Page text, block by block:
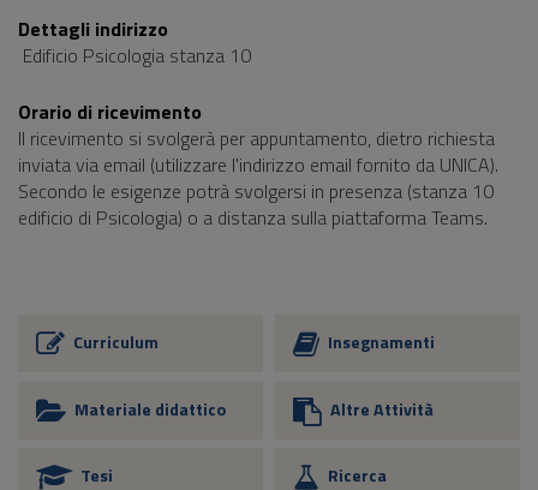
Dettagli indirizzo
Edificio Psicologia stanza 10
Orario di ricevimento
Il ricevimento si svolgerà per appuntamento, dietro richiesta
inviata via email (utilizzare l'indirizzo email fornito da UNICA).
Secondo le esigenze potrà svolgersi in presenza (stanza 10
edificio di Psicologia) o a distanza sulla piattaforma Teams.
Curriculum Insegnamenti
Materiale didattico Altre Attività
Tesi Ricerca